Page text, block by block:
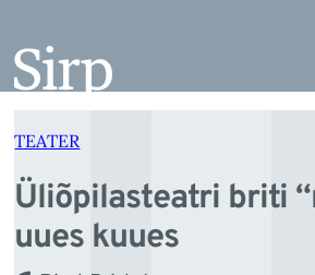
juurde
TEATER
Üliõpilasteatri briti
uues kuues